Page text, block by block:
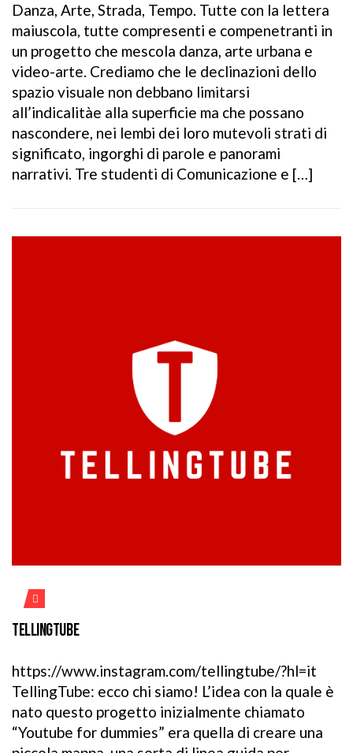
Danza, Arte, Strada, Tempo. Tutte con la lettera
maiuscola, tutte compresenti e compenetranti in
un progetto che mescola danza, arte urbana e
video-arte. Crediamo che le declinazioni dello
spazio visuale non debbano limitarsi
all’indicalitàe alla superficie ma che possano
nascondere, nei lembi dei loro mutevoli strati di
significato, ingorghi di parole e panorami
narrativi. Tre studenti di Comunicazione e […]
TELLINGTUBE
https://www.instagram.com/tellingtube/?hl=it
TellingTube: ecco chi siamo! L’idea con la quale è
nato questo progetto inizialmente chiamato
“Youtube for dummies” era quella di creare una